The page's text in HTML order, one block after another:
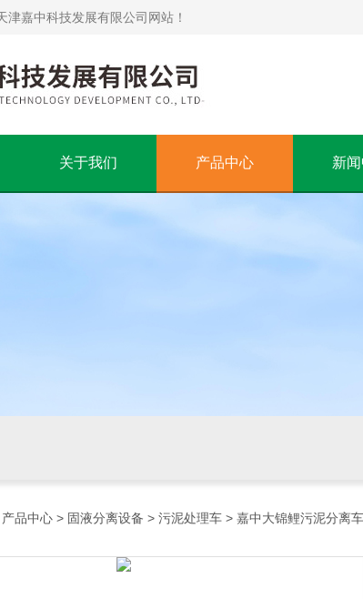
津嘉中科技发展有限公司网站！
关于我们 产品中心 新
产品中心 > 固液分离设备 > 污泥处理车 > 嘉中大锦鲤污泥分离